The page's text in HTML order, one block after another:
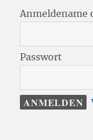
Anmeldename
Passwort